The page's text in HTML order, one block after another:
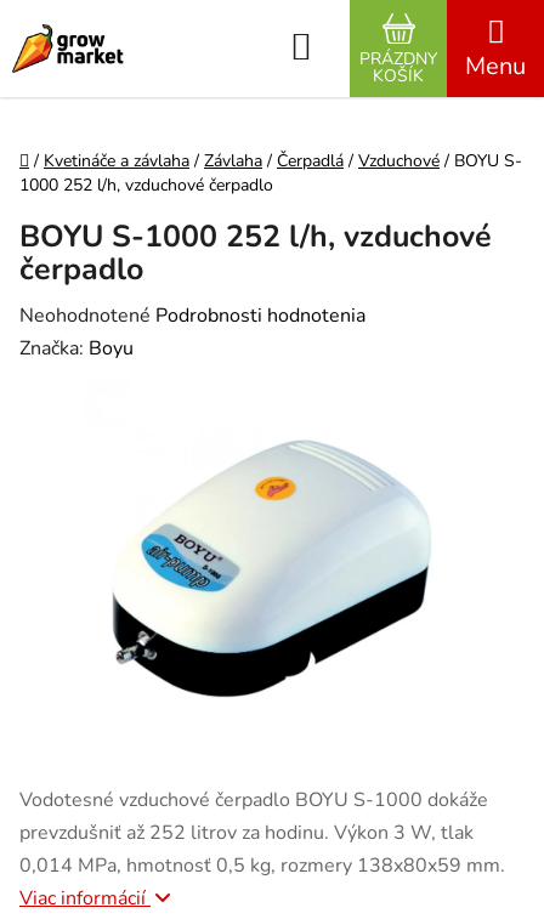
Hľadať
NÁKUPNÝ
PRÁZDNY
KOŠÍK
Domov
/ Kvetináče a závlaha / Závlaha / Čerpadlá / Vzduchové / BOYU S-
1000 252 l/h, vzduchové čerpadlo
Vodotesné vzduchové čerpadlo BOYU S-1000 dokáže
prevzdušniť až 252 litrov za hodinu. Výkon 3 W, tlak
0,014 MPa, hmotnosť 0,5 kg, rozmery 138x80x59 mm.
Viac informácií
BOYU S-1000 252 l/h, vzduchové
čerpadlo
Priemerné hodnotenie produktu je 0,0 z 5 hviezdičiek.
Neohodnotené Podrobnosti hodnotenia
Značka: Boyu